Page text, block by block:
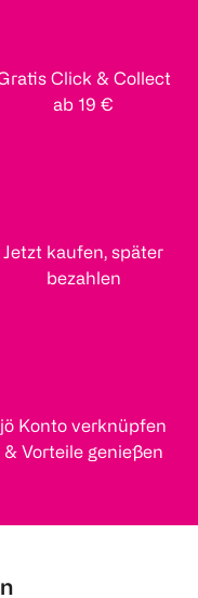
Click & Collect
ab 19 €
Jetzt kaufen, später
bezahlen
jö Konto verknüpfen
& Vorteile genießen